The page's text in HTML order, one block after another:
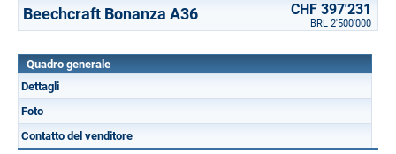
Beechcraft Bonanza A36 CHF 397'231
BRL 2'500'000
Quadro generale
Dettagli
Foto
Contatto del venditore